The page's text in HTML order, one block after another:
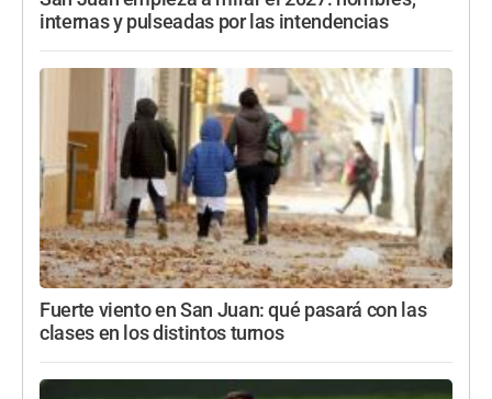
internas y pulseadas por las intendencias
Fuerte viento en San Juan: qué pasará con las
clases en los distintos turnos